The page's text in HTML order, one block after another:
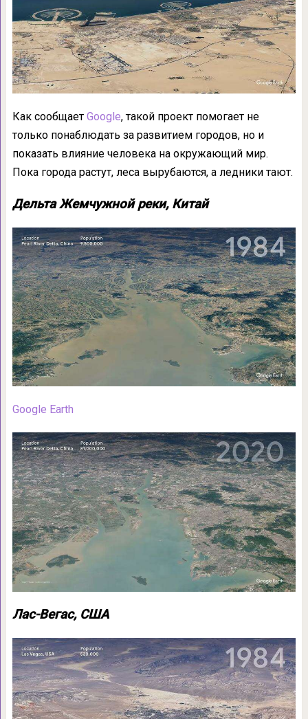
Как сообщает Google, такой проект помогает не
только понаблюдать за развитием городов, но и
показать влияние человека на окружающий мир.
Пока города растут, леса вырубаются, а ледники тают.
Дельта Жемчужной реки, Китай
Google Earth
Лас-Вегас, США